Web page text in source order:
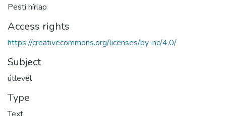
Pesti hírlap
Access rights
https://creativecommons.org/licenses/by-nc/4.0/
Subject
útlevél
Type
Text